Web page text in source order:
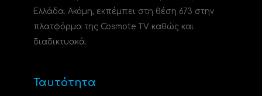
Ελλάδα. Ακόμη, εκπέμπει στη θέση 673 στην
πλατφόρμα της Cosmote TV καθώς και
διαδικτυακά.
Ταυτότητα